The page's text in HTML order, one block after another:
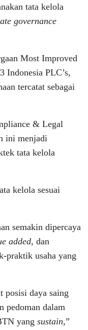
tata kelola
governance
Most Improved
Indonesia PLC’s,
tercatat sebagai
& Legal
ini menjadi
tata kelola
kelola sesuai
semakin dipercaya
added, dan
praktik usaha yang
posisi daya saing
pedoman dalam
yang sustain,”